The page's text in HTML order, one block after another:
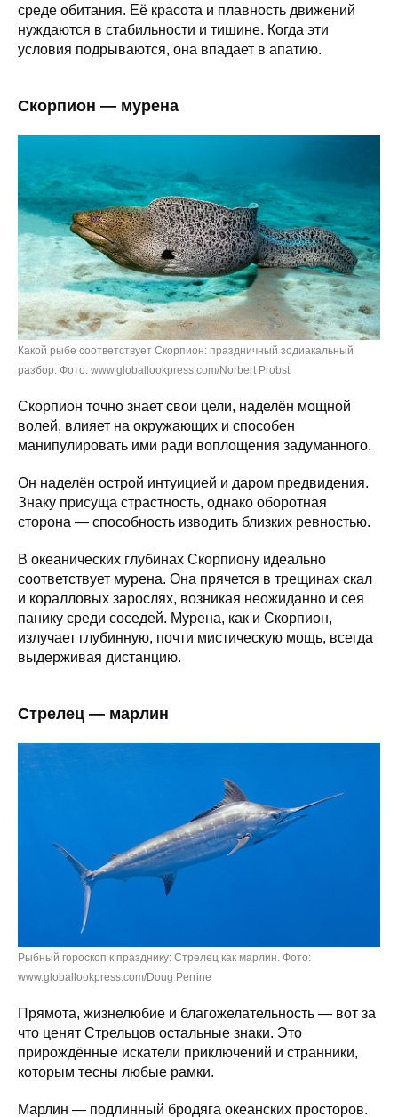
среде обитания. Её красота и плавность движений
нуждаются в стабильности и тишине. Когда эти
условия подрываются, она впадает в апатию.
Скорпион — мурена
Какой рыбе соответствует Скорпион: праздничный зодиакальный
разбор. Фото: www.globallookpress.com/Norbert Probst
Скорпион точно знает свои цели, наделён мощной
волей, влияет на окружающих и способен
манипулировать ими ради воплощения задуманного.
Он наделён острой интуицией и даром предвидения.
Знаку присуща страстность, однако оборотная
сторона — способность изводить близких ревностью.
В океанических глубинах Скорпиону идеально
соответствует мурена. Она прячется в трещинах скал
и коралловых зарослях, возникая неожиданно и сея
панику среди соседей. Мурена, как и Скорпион,
излучает глубинную, почти мистическую мощь, всегда
выдерживая дистанцию.
Стрелец — марлин
Рыбный гороскоп к празднику: Стрелец как марлин. Фото:
www.globallookpress.com/Doug Perrine
Прямота, жизнелюбие и благожелательность — вот за
что ценят Стрельцов остальные знаки. Это
прирождённые искатели приключений и странники,
которым тесны любые рамки.
Марлин — подлинный бродяга океанских просторов.